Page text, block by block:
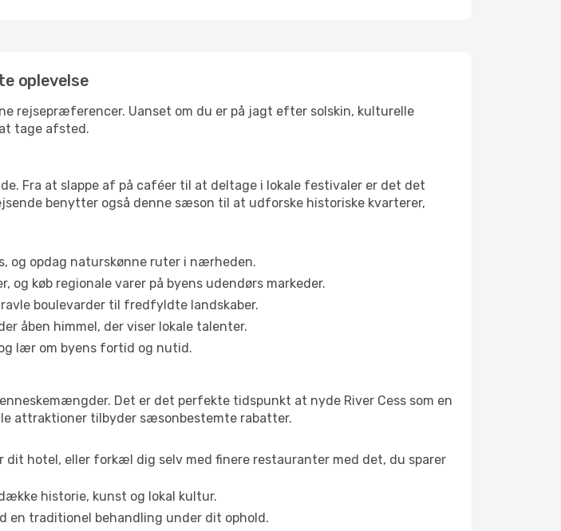
oplevelse
rejsepræferencer. Uanset om du er på jagt efter solskin, kulturelle
tage afsted.
Fra at slappe af på caféer til at deltage i lokale festivaler er det det
benytter også denne sæson til at udforske historiske kvarterer,
og opdag naturskønne ruter i nærheden.
og køb regionale varer på byens udendørs markeder.
boulevarder til fredfyldte landskaber.
åben himmel, der viser lokale talenter.
lær om byens fortid og nutid.
Det er det perfekte tidspunkt at nyde River Cess som en
attraktioner tilbyder sæsonbestemte rabatter.
dit hotel, eller forkæl dig selv med finere restauranter med det, du sparer
historie, kunst og lokal kultur.
en traditionel behandling under dit ophold.